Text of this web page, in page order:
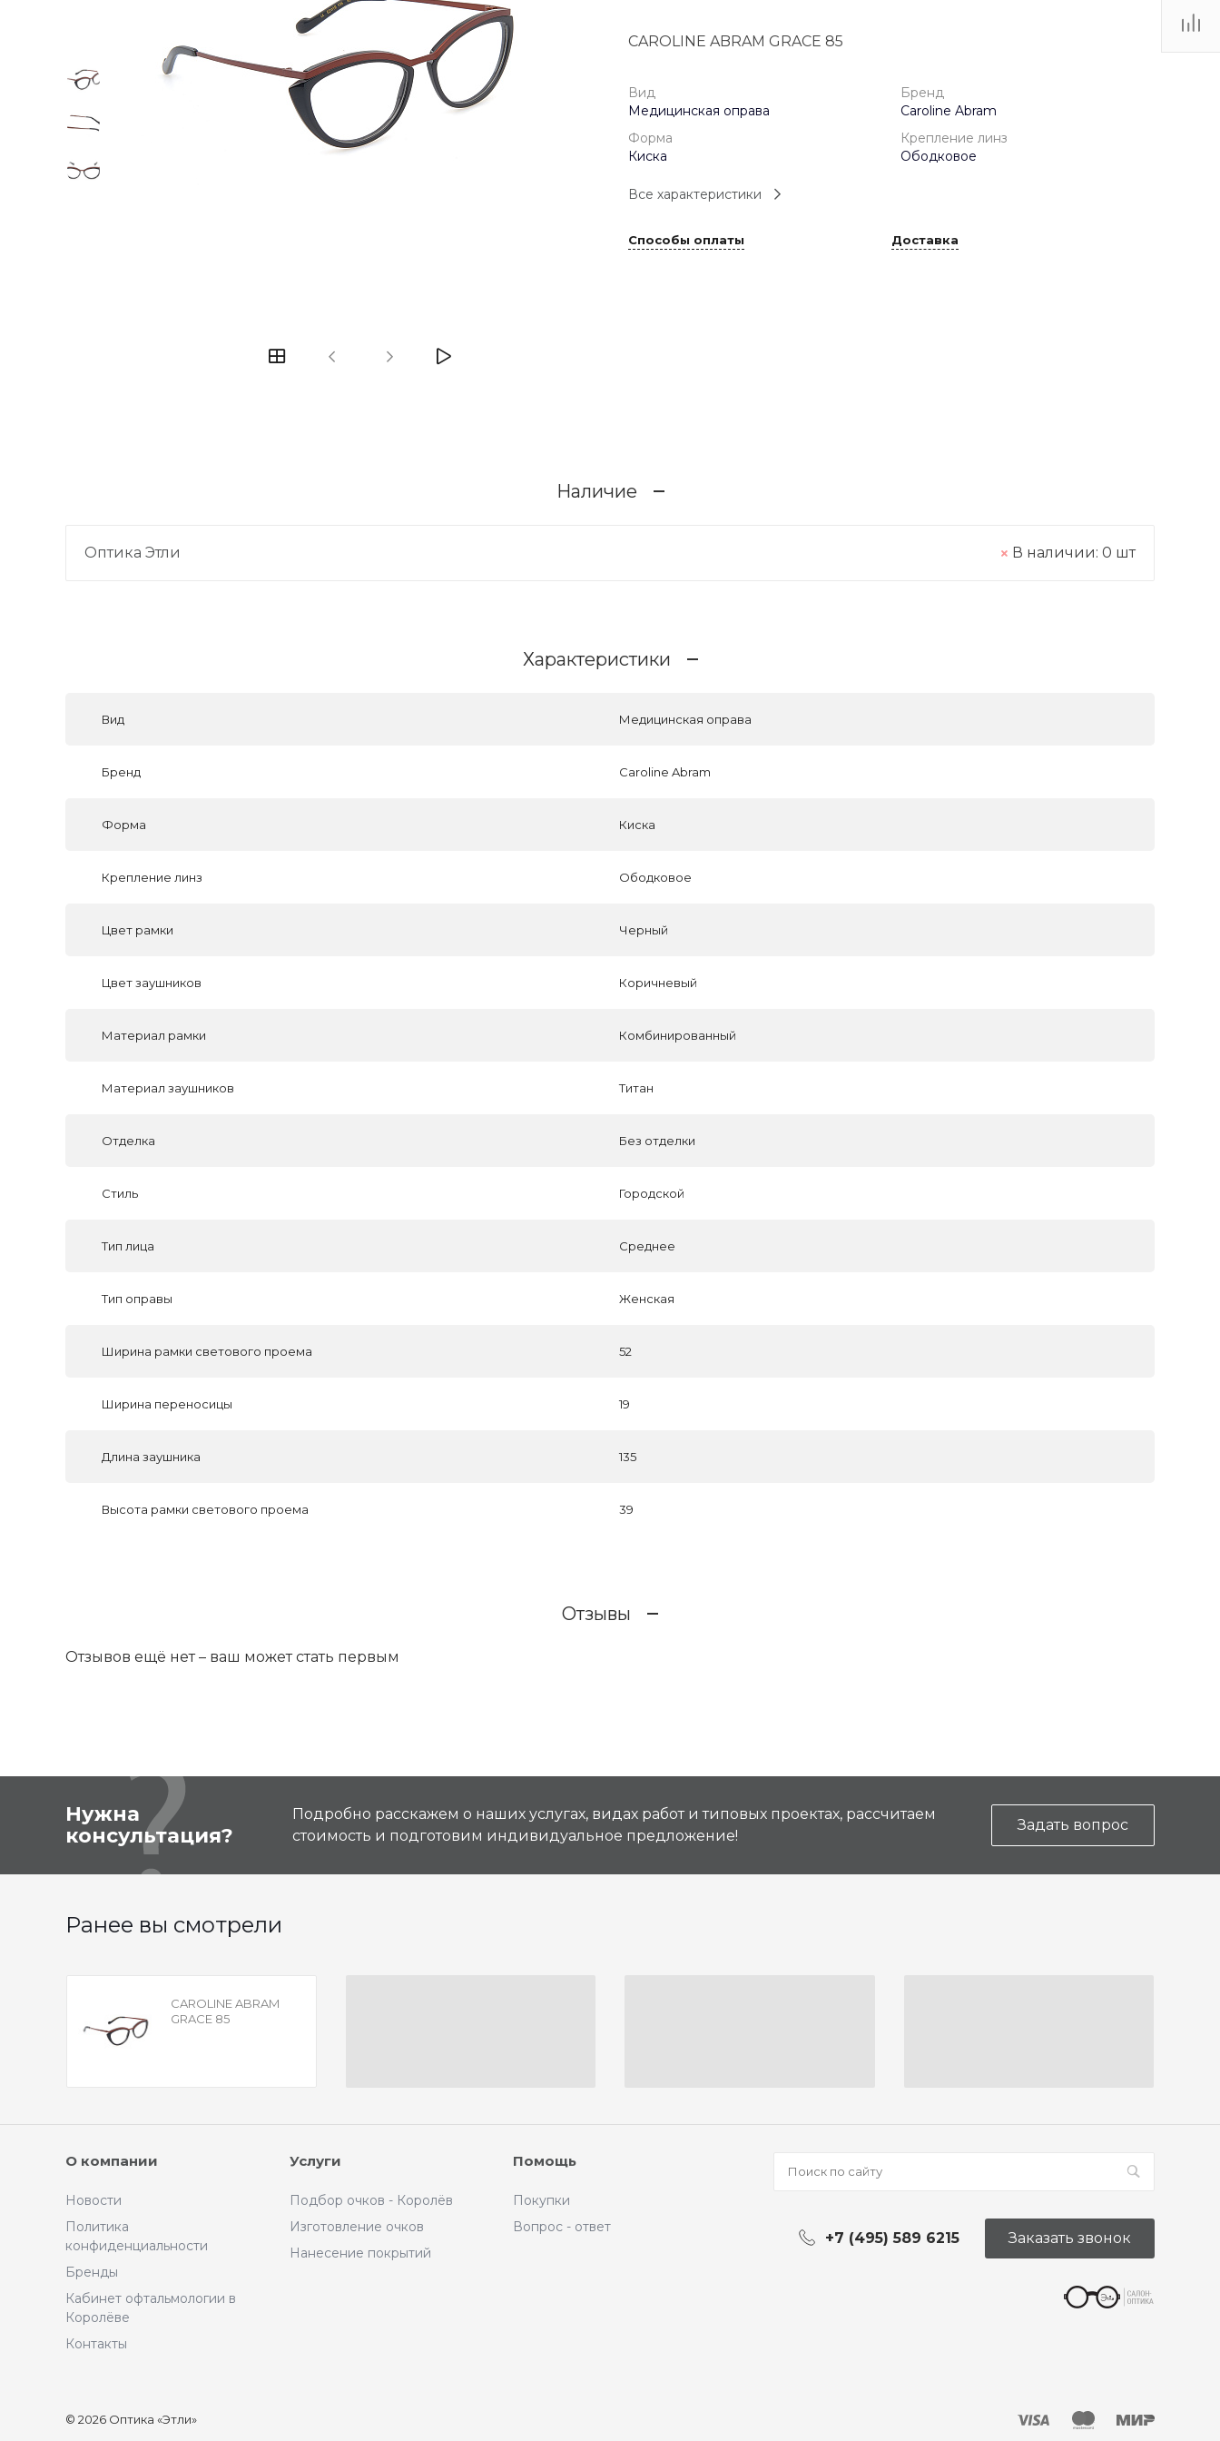
г. Королёв, пр-т
Пн-Пт: 10:00-19:45
Сб: 10:00-19:30
CAROLINE ABRAM GRACE 85
Вид
Медицинская оправа
Бренд
Caroline Abram
Форма
Киска
Крепление линз
Ободковое
Все характеристики
Способы оплаты Доставка
Наличие
Оптика Этли В наличии: 0 шт
Характеристики
Вид Медицинская оправа
Бренд Caroline Abram
Форма Киска
Крепление линз Ободковое
Цвет рамки Черный
Цвет заушников Коричневый
Материал рамки Комбинированный
Материал заушников Титан
Отделка Без отделки
Стиль Городской
Тип лица Среднее
Тип оправы Женская
Ширина рамки светового проема 52
Ширина переносицы 19
Длина заушника 135
Высота рамки светового проема 39
Отзывы
Отзывов ещё нет – ваш может стать первым
Нужна
консультация?
Подробно расскажем о наших услугах, видах работ и типовых проектах, рассчитаем
стоимость и подготовим индивидуальное предложение!
Задать вопрос
Ранее вы смотрели
CAROLINE ABRAM
GRACE 85
О компании
Новости
Политика
конфиденциальности
Бренды
Кабинет офтальмологии в
Королёве
Контакты
Услуги
Подбор очков - Королёв
Изготовление очков
Нанесение покрытий
Помощь
Покупки
Вопрос - ответ
+7 (495) 589 6215 Заказать звонок
© 2026 Оптика «Этли»